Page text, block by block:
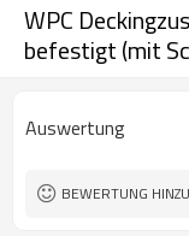
WPC
befestigt (mit
Auswertung
BEWERTUNG